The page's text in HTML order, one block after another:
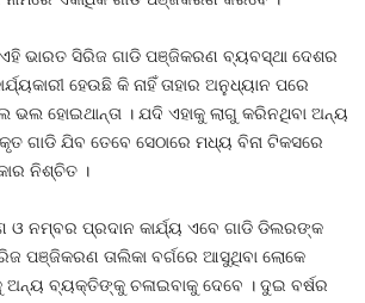
ଭାରତ ସିରିଜ ଗାଡି ପଞ୍ଜିକରଣ ବ୍ୟବସ୍ଥା ଦେଶର
ହେଉଛି କି ନାହିଁ ତାହାର ଅନୁଧ୍ୟାନ ପରେ
ଭଲ ହୋଇଥାନ୍ତା । ଯଦି ଏହାକୁ ଲାଗୁ କରିନଥିବା ଅନ୍ୟ
ଗାଡି ଯିବ ତେବେ ସେଠାରେ ମଧ୍ୟ ବିନା ଟିକସରେ
ନିଶ୍ଚିତ ।
ଓ ନମ୍ବର ପ୍ରଦାନ କାର୍ଯ୍ୟ ଏବେ ଗାଡି ଡିଲରଙ୍କ
ପଞ୍ଜିକରଣ ତାଲିକା ବର୍ଗରେ ଆସୁଥିବା ଲୋକେ
ଅନ୍ୟ ବ୍ୟକ୍ତିଙ୍କୁ ଚଳାଇବାକୁ ଦେବେ । ଦୁଇ ବର୍ଷର